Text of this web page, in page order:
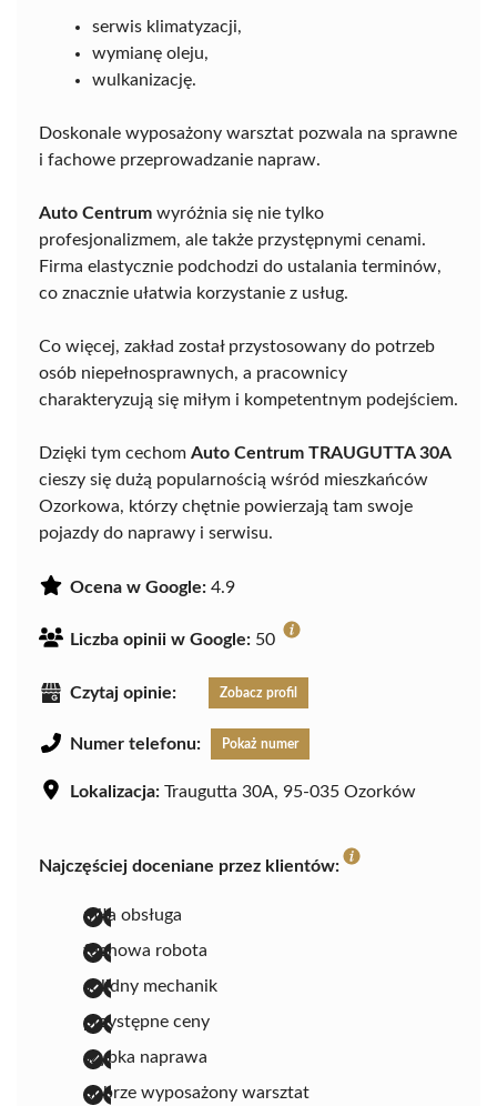
serwis klimatyzacji,
wymianę oleju,
wulkanizację.
Doskonale wyposażony warsztat pozwala na sprawne
i fachowe przeprowadzanie napraw.
Auto Centrum wyróżnia się nie tylko
profesjonalizmem, ale także przystępnymi cenami.
Firma elastycznie podchodzi do ustalania terminów,
co znacznie ułatwia korzystanie z usług.
Co więcej, zakład został przystosowany do potrzeb
osób niepełnosprawnych, a pracownicy
charakteryzują się miłym i kompetentnym podejściem.
Dzięki tym cechom Auto Centrum TRAUGUTTA 30A
cieszy się dużą popularnością wśród mieszkańców
Ozorkowa, którzy chętnie powierzają tam swoje
pojazdy do naprawy i serwisu.
Ocena w Google: 4.9
Liczba opinii w Google: 50
Czytaj opinie: Zobacz profil
Numer telefonu: Pokaż numer
Lokalizacja: Traugutta 30A, 95-035 Ozorków
Najczęściej doceniane przez klientów:
miła obsługa
fachowa robota
solidny mechanik
przystępne ceny
szybka naprawa
dobrze wyposażony warsztat